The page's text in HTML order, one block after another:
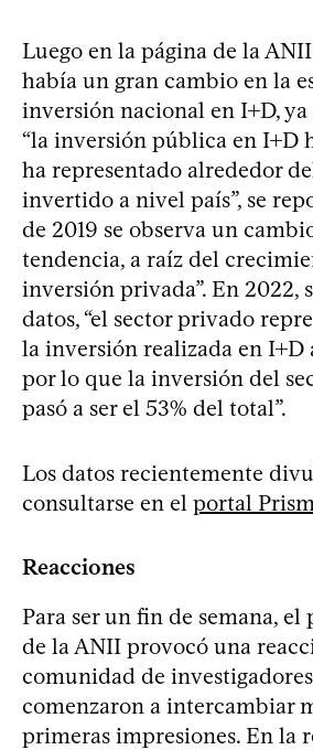
Luego en la página de la
había un gran cambio en la
inversión nacional en I+D,
“la inversión pública en I+D
ha representado alrededor
invertido a nivel país”, se
de 2019 se observa un
tendencia, a raíz del
inversión privada”. En 2022,
datos, “el sector privado
la inversión realizada en I+D
por lo que la inversión del
pasó a ser el 53% del total”.
Los datos recientemente
consultarse en el portal
Reacciones
Para ser un fin de semana, el
de la ANII provocó una
comunidad de
comenzaron a intercambiar
primeras impresiones. En la